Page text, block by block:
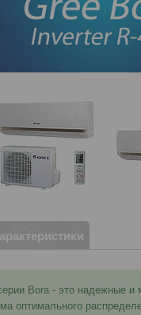
Bora - это надежные
оптимального